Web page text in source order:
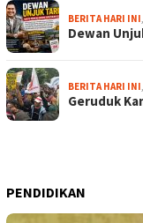
BERITA HARI INI,
Dewan
BERITA HARI INI,
Geruduk
PENDIDIKAN